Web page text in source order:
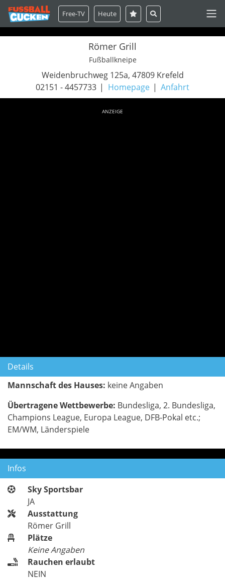
Free-TV Heute
Römer Grill
Fußballkneipe
Weidenbruchweg 125a, 47809 Krefeld
02151 - 4457733
Homepage Anfahrt
ANZEIGE
Details
Mannschaft des Hauses: keine Angaben
Übertragene Wettbewerbe: Bundesliga, 2. Bundesliga,
Champions League, Europa League, DFB-Pokal etc.;
EM/WM, Länderspiele
Infos
Sky Sportsbar
JA
Ausstattung
Römer Grill
Plätze
Keine Angaben
Rauchen erlaubt
NEIN